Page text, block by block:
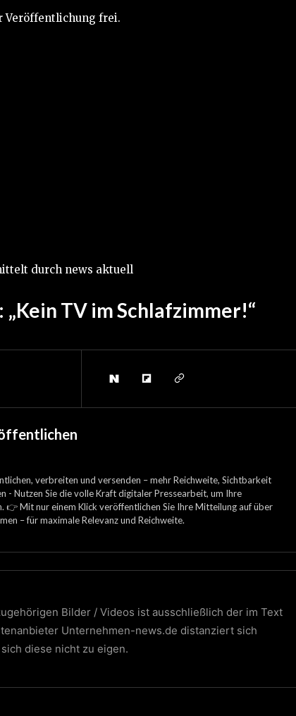
Veröffentlichung frei.
durch news aktuell
„Kein TV im Schlafzimmer!“
verbreiten und versenden – mehr Reichweite, Sichtbarkeit
- Nutzen Sie die volle Kraft digitaler Pressearbeit, um Ihre
👉 Mit nur einem Klick veröffentlichen Sie Ihre Mitteilung auf über
– für maximale Relevanz und Reichweite.
Bilder / Videos ist ausschließlich der im Text
Unternehmen-news.de distanziert sich
diese nicht zu eigen.